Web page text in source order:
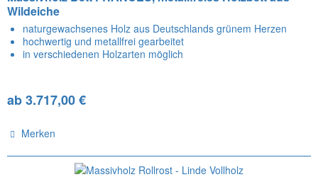
Wildeiche
naturgewachsenes Holz aus Deutschlands grünem Herzen
hochwertig und metallfrei gearbeitet
in verschiedenen Holzarten möglich
ab 3.717,00 €
Merken